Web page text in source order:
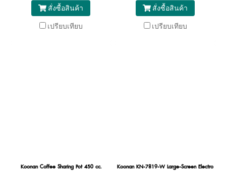
สั่งซื้อสินค้า
เปรียบเทียบ
สั่งซื้อสินค้า
เปรียบเทียบ
Koonan Coffee Sharing Pot 450 cc. Koonan KN-7819-W Large-Screen Electronics-